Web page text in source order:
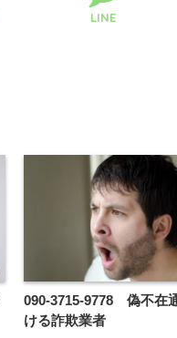
LINE
090-3715-9778 偽不在
ける詐欺業者